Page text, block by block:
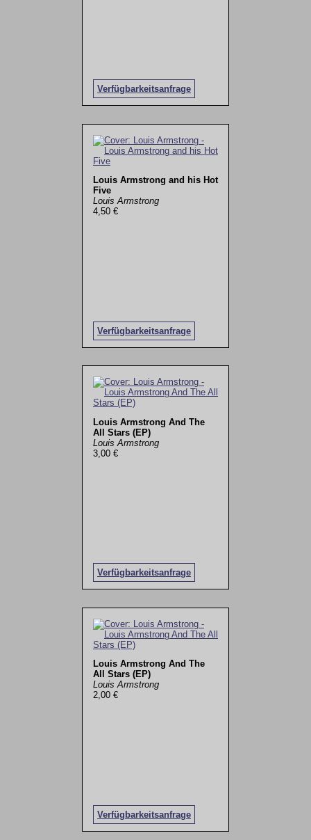
Verfügbarkeitsanfrage
Louis Armstrong and his Hot
Five
Louis Armstrong
4,50 €
Verfügbarkeitsanfrage
Louis Armstrong And The
All Stars (EP)
Louis Armstrong
3,00 €
Verfügbarkeitsanfrage
Louis Armstrong And The
All Stars (EP)
Louis Armstrong
2,00 €
Verfügbarkeitsanfrage